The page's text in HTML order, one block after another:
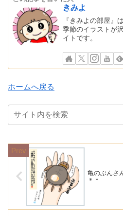
きみよ
『きみよの部屋』
季節のイラストが
イトです。
ホームへ戻る
亀のぶんさ
＊＊